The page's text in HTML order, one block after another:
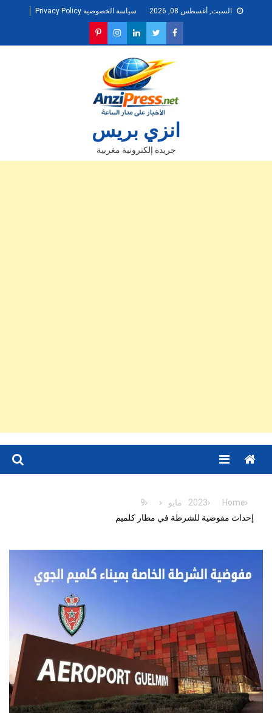
السبت, أغسطس 08, 2026 سياسة الخصوصية Privacy Policy
انزي بريس
جريدة إلكترونية مغربية
Menu
Home
2023 مايو
9
إحداث مفوضية للشرطة في مطار كلميم